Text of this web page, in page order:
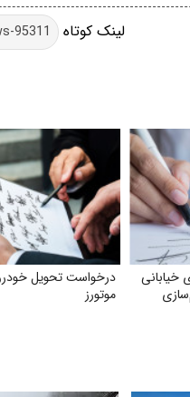
لینک کوتاه
خیابانی
درخواست تحویل
موتورز